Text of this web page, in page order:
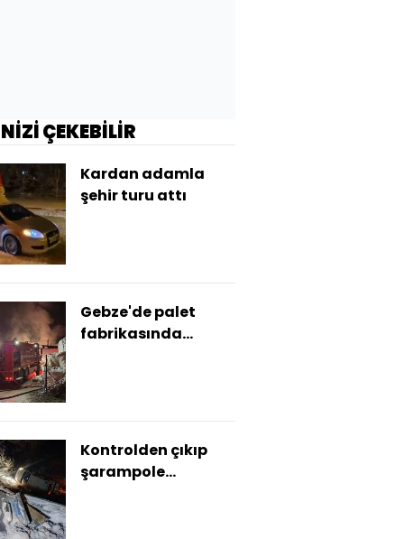
ÇEKEBİLİR
Kardan adamla
şehir turu attı
Gebze'de palet
fabrikasında
Kontrolden çıkıp
şarampole